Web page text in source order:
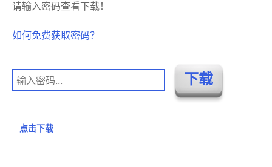
请输入密码查看下载！
如何免费获取密码？
点击下载